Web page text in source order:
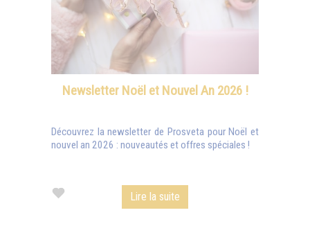
Newsletter Noël et Nouvel An 2026 !
Découvrez la newsletter de Prosveta pour Noël et
nouvel an 2026 : nouveautés et offres spéciales !
Lire la suite